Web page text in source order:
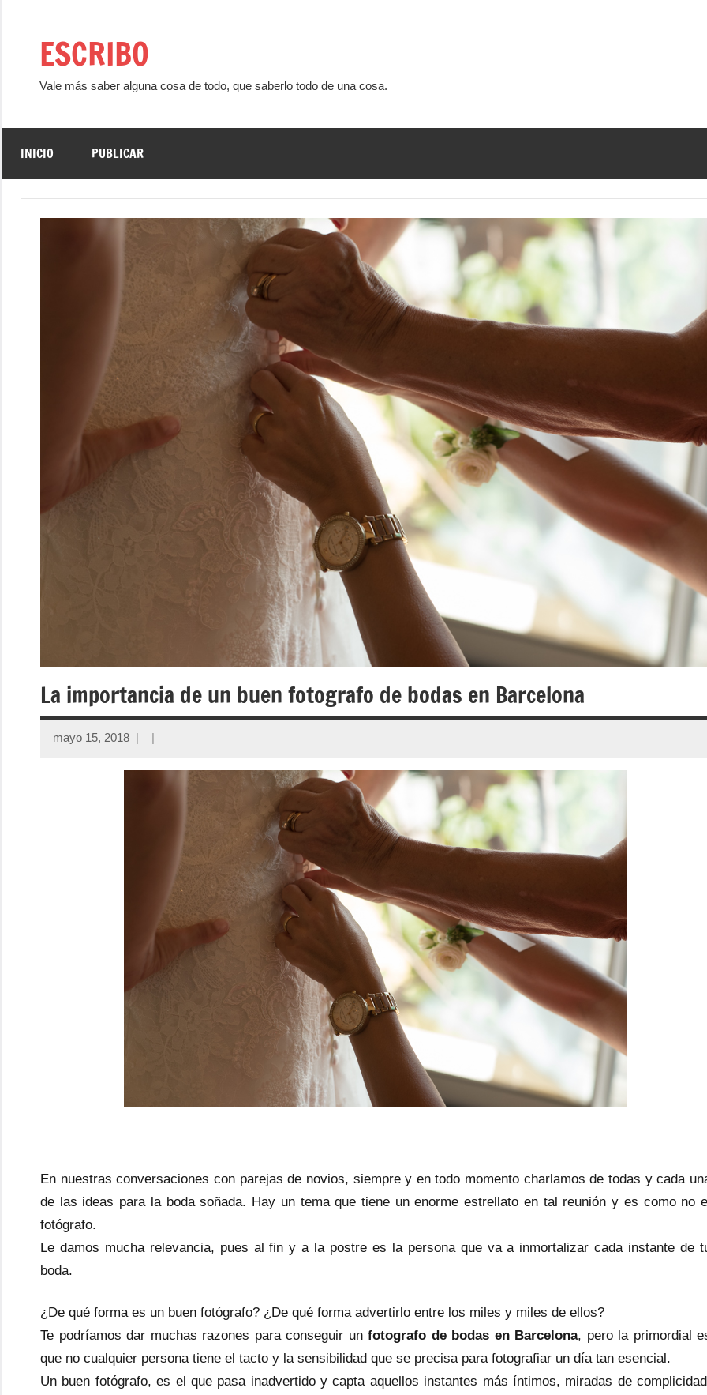
contenidoESCRIBO
Vale más saber alguna cosa de todo, que saberlo todo de una cosa.
INICIO PUBLICAR
La importancia de un buen fotografo de bodas en Barcelona
mayo 15, 2018
En nuestras conversaciones con parejas de novios, siempre y en todo momento charlamos de todas y cada
de las ideas para la boda soñada. Hay un tema que tiene un enorme estrellato en tal reunión y es como no
fotógrafo.
Le damos mucha relevancia, pues al fin y a la postre es la persona que va a inmortalizar cada instante de
boda.
¿De qué forma es un buen fotógrafo? ¿De qué forma advertirlo entre los miles y miles de ellos?
Te podríamos dar muchas razones para conseguir un fotografo de bodas en Barcelona, pero la primordial
que no cualquier persona tiene el tacto y la sensibilidad que se precisa para fotografiar un día tan esencial.
Un buen fotógrafo, es el que pasa inadvertido y capta aquellos instantes más íntimos, miradas de